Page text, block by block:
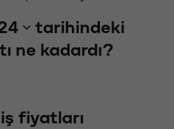
tarihindeki
ne kadardı?
fiyatları